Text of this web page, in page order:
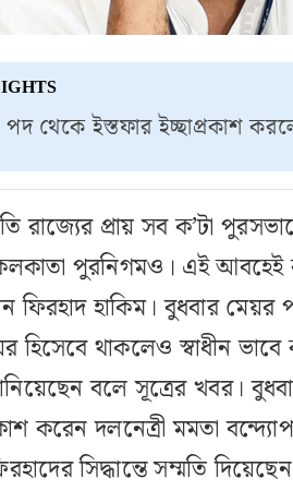
থেকে ইস্তফার ইচ্ছাপ্রকাশ
রাজ্যের প্রায় সব ক’টা
পুরনিগমও। এই
ফিরহাদ হাকিম। বুধবার মেয়র
হিসেবে থাকলেও স্বাধীন
বলে সূত্রের খবর।
করেন দলনেত্রী মমতা
সিদ্ধান্তে সম্মতি